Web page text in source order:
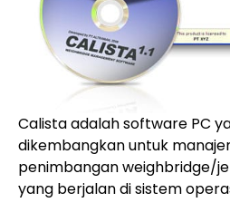
Calista adalah software PC
dikembangkan untuk
penimbangan weighbridge/
yang berjalan di sistem